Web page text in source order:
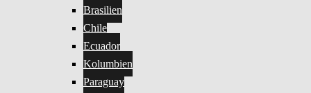
Brasilien
Chile
Ecuador
Kolumbien
Paraguay